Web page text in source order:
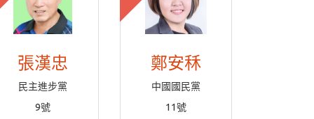
張漢忠
民主進步黨
9號
鄭安秝
中國國民黨
11號